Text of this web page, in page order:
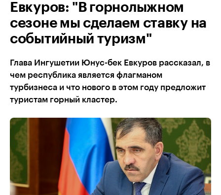
Евкуров: "В горнолыжном
сезоне мы сделаем ставку на
событийный туризм"
Глава Ингушетии Юнус-бек Евкуров рассказал, в
чем республика является флагманом
турбизнеса и что нового в этом году предложит
туристам горный кластер.